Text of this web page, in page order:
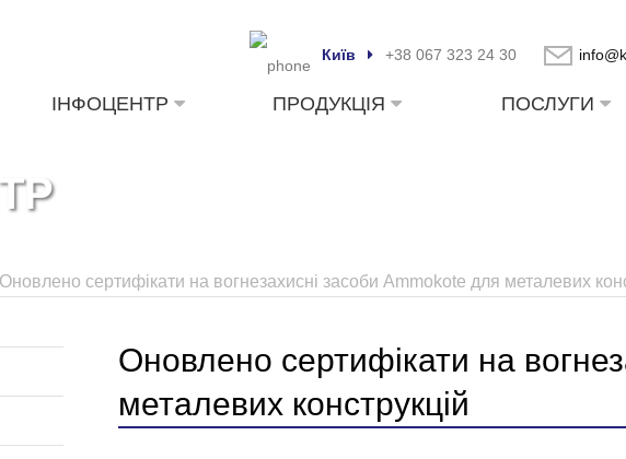
Київ +38 067 323 24 30
ІНФОЦЕНТР ПРОДУКЦІЯ ПОСЛУГИ
Оновлено сертифікати на вогнезахисні засоби Ammokote для металевих
Оновлено сертифікати на
металевих конструкцій